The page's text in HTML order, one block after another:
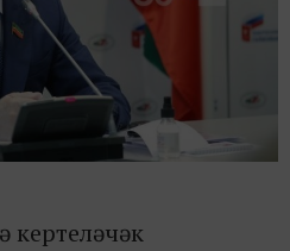
кертеләчәк